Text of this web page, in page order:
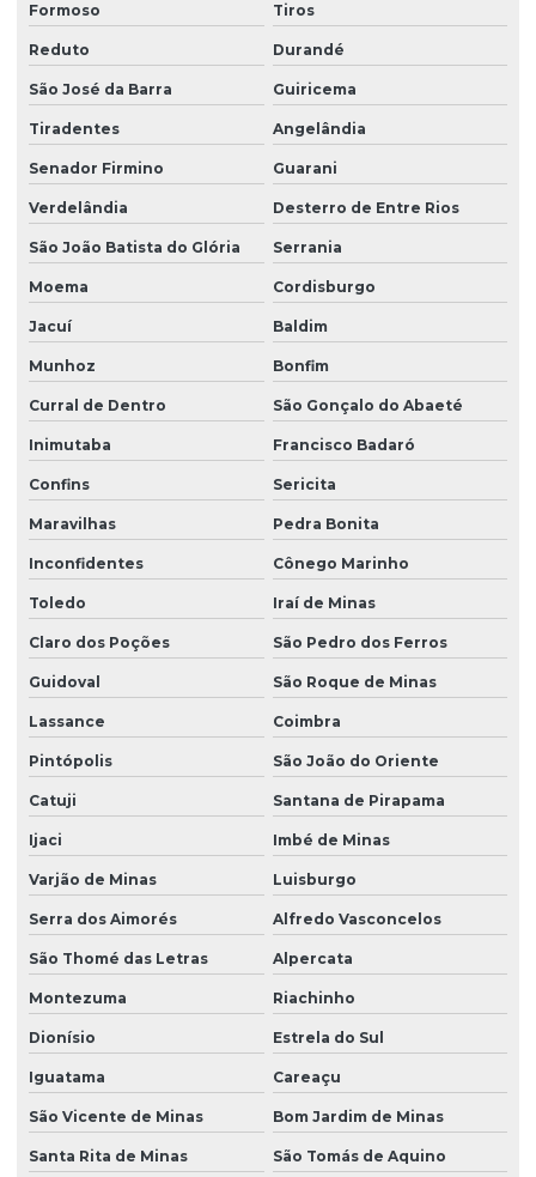
Formoso Tiros
Reduto Durandé
São José da Barra Guiricema
Tiradentes Angelândia
Senador Firmino Guarani
Verdelândia Desterro de Entre Rios
São João Batista do Glória Serrania
Moema Cordisburgo
Jacuí Baldim
Munhoz Bonfim
Curral de Dentro São Gonçalo do Abaeté
Inimutaba Francisco Badaró
Confins Sericita
Maravilhas Pedra Bonita
Inconfidentes Cônego Marinho
Toledo Iraí de Minas
Claro dos Poções São Pedro dos Ferros
Guidoval São Roque de Minas
Lassance Coimbra
Pintópolis São João do Oriente
Catuji Santana de Pirapama
Ijaci Imbé de Minas
Varjão de Minas Luisburgo
Serra dos Aimorés Alfredo Vasconcelos
São Thomé das Letras Alpercata
Montezuma Riachinho
Dionísio Estrela do Sul
Iguatama Careaçu
São Vicente de Minas Bom Jardim de Minas
Santa Rita de Minas São Tomás de Aquino